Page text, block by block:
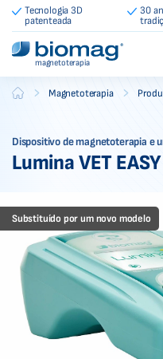
Tecnologia 3D
patenteada
30
magnetoterapia
Biomag Magnetoterapia
Dispositivo de magnetoterapia e
Lumina VET EASY
Substituído por um novo modelo